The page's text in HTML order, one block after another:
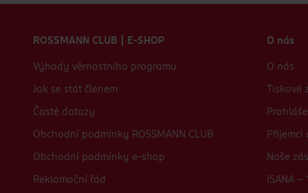
ROSSMANN CLUB | E-SHOP
Výhody věrnostního programu
Jak se stát členem
Časté dotazy
Obchodní podmínky ROSSMANN CLUB
Obchodní podmínky e-shop
Reklamační řád
O nás
O nás
Tiskové
Příjemci
Naše
ISANA